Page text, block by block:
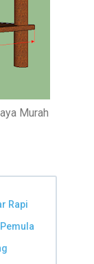
Murah
Rapi